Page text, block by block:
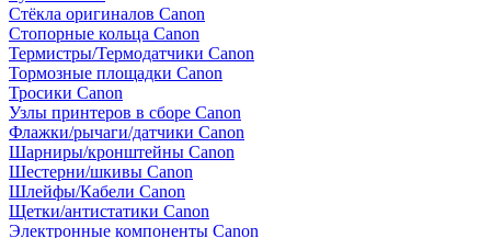
Стёкла оригиналов Canon
Стопорные кольца Canon
Термистры/Термодатчики Canon
Тормозные площадки Canon
Тросики Canon
Узлы принтеров в сборе Canon
Флажки/рычаги/датчики Canon
Шарниры/кронштейны Canon
Шестерни/шкивы Canon
Шлейфы/Кабели Canon
Щетки/антистатики Canon
Электронные компоненты Canon